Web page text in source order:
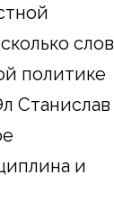
слов
политике
Станислав
и